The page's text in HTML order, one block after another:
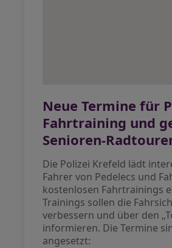
Neue Termine für
Fahrtraining und
Senioren-
Die Polizei Krefeld lädt
Fahrer von Pedelecs und
kostenlosen Fahrtrainings
Trainings sollen die
verbessern und über den
informieren. Die Termine
angesetzt: